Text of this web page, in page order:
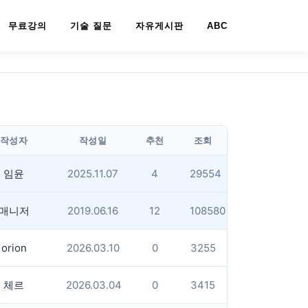
무료강의 기술 질문 자유게시판 ABC
작성자 작성일 추천 조회
임윤 2025.11.07 4 29554
니저 2019.06.16 12 108580
orion 2026.03.10 0 3255
체르 2026.03.04 0 3415